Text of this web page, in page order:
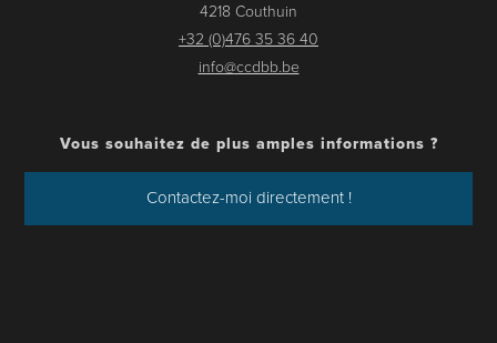
4218 Couthuin
+32 (0)476 35 36 40
info@ccdbb.be
Vous souhaitez de plus amples informations ?
Contactez-moi directement !